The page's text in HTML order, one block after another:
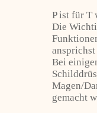
P ist für T
Die
Bei
Magen/
gemacht